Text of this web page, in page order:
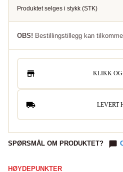
Produktet selges i stykk (STK)
OBS! Bestillingstillegg kan
KLIKK
LEVERT
SPØRSMÅL OM PRODUKTET?
HØYDEPUNKTER